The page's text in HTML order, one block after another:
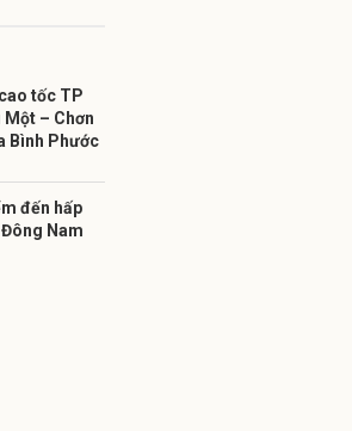
tốc TP
Một – Chơn
Bình Phước
đến hấp
Nam